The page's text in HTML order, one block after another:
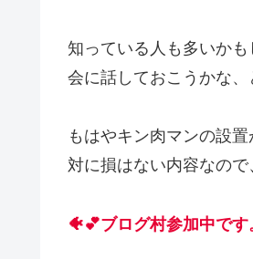
知っている人も多いか
会に話しておこうかな、
もはやキン肉マンの設
対に損はない内容なの
🐠💕ブログ村参加中で